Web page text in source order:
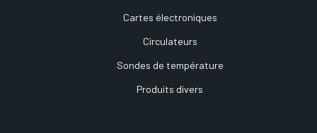
Cartes électroniques
Circulateurs
Sondes de température
Produits divers